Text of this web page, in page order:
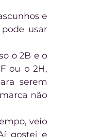
e
usar
o 2B e o
ou o 2H,
serem
não
veio
gostei e